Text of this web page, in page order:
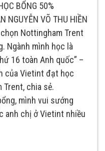
BỔNG 50%
NGUYỄN VÕ THU HIỀN
Nottingham Trent
Ngành mình học là
16 toàn Anh quốc” –
của Vietint đạt học
Trent, chia sẻ.
mình vui sướng
anh chị ở Vietint nhiều